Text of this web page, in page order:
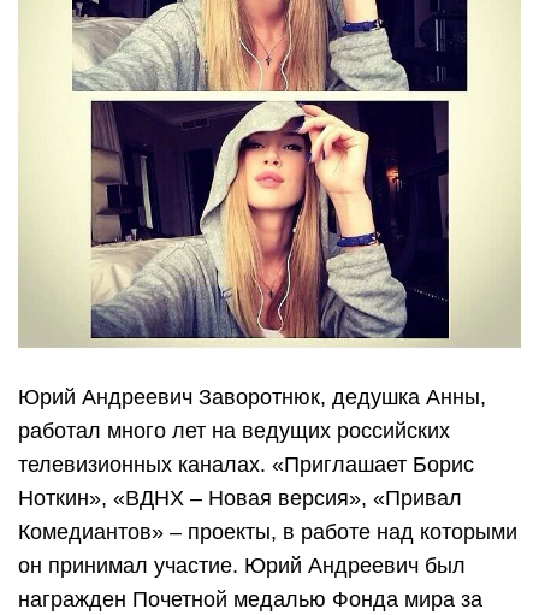
Юрий Андреевич Заворотнюк, дедушка Анны,
работал много лет на ведущих российских
телевизионных каналах. «Приглашает Борис
Ноткин», «ВДНХ – Новая версия», «Привал
Комедиантов» – проекты, в работе над которыми
он принимал участие. Юрий Андреевич был
награжден Почетной медалью Фонда мира за